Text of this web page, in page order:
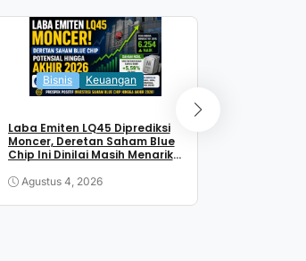
Bisnis Keuangan
Laba Emiten LQ45 Diprediksi
Moncer, Deretan Saham Blue
Chip Ini Dinilai Masih Menarik
Agustus 4, 2026